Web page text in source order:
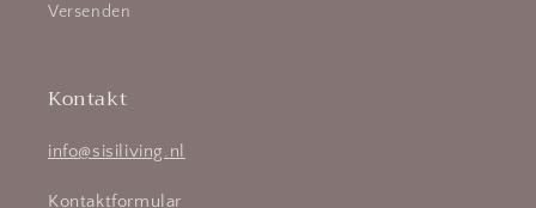
Versenden
Kontakt
info@sisiliving.nl
Kontaktformular